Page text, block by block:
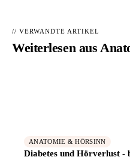
// VERWANDTE ARTIKEL
Weiterlesen aus
ANATOMIE & HÖRSINN
Diabetes und Hörverlust -